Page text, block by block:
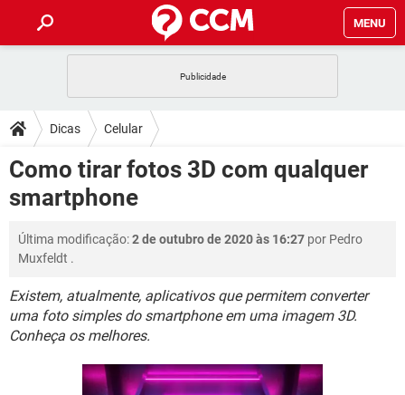
MENU
CELULAR
OUTLOOK EXCEL
INSTAGRAM
DICAS
JOGOS
CELULAR FACEBOOK
INSTAGRAM GMAIL
DOWNLOADS
JOGOS
OUTLOOK
INSTAGRAM
GUIA DE COMPRAS
FÓRUM
JOGOS WHATSAPP
OUTLOOK EXCEL
INSTAGRAM
GUIA DE COMPRAS
GLOSSÁRIO
JOGOS
CELULAR FACEBOOK
GMAIL
Dicas Celular
Como tirar fotos 3D com qualquer
smartphone
Última modificação:2 de outubro de 2020 às 16:27 por Pedro
Muxfeldt .
Existem, atualmente, aplicativos que permitem converter
uma foto simples do smartphone em uma imagem 3D.
Conheça os melhores.